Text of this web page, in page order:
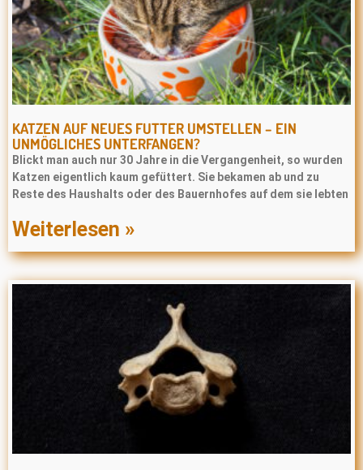
KATZEN AUF NEUES FUTTER UMSTELLEN – EIN
UNMÖGLICHES UNTERFANGEN?
Blickt man auch nur 30 Jahre in die Vergangenheit, so wurden
Katzen eigentlich kaum gefüttert. Sie bekamen ab und zu
Reste des Haushalts oder des Bauernhofes auf dem sie lebten
Weiterlesen »